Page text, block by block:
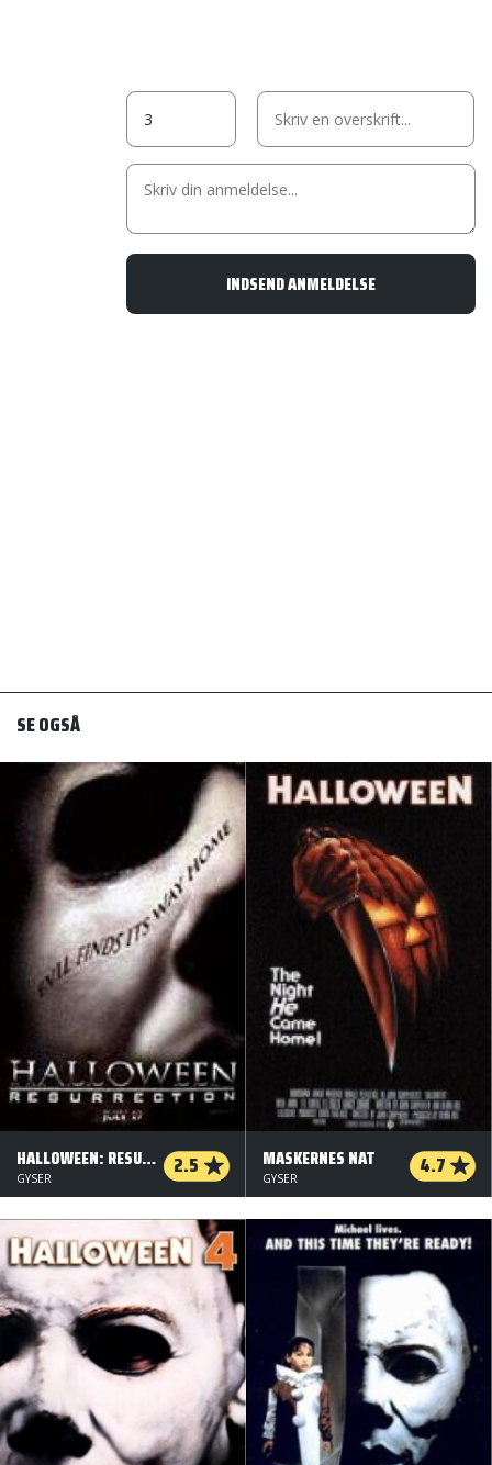
SE OGSÅ
HALLOWEEN: RESURRECTION 2.5
GYSER
MASKERNES NAT 4.7
GYSER